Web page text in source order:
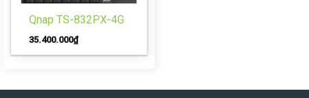
Qnap TS-832PX-4G
35.400.000₫